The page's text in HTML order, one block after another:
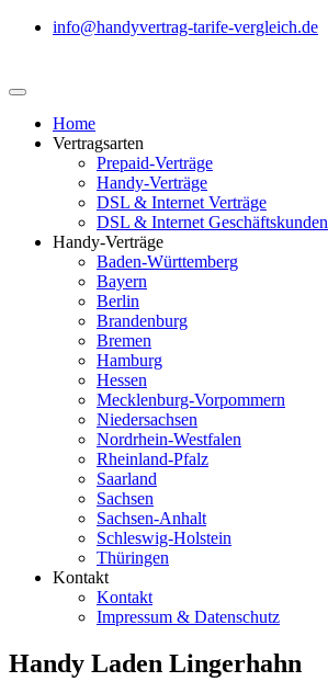
info@handyvertrag-tarife-vergleich.de
Home
Vertragsarten
Prepaid-Verträge
Handy-Verträge
DSL & Internet Verträge
DSL & Internet Geschäftskunden
Handy-Verträge
Baden-Württemberg
Bayern
Berlin
Brandenburg
Bremen
Hamburg
Hessen
Mecklenburg-Vorpommern
Niedersachsen
Nordrhein-Westfalen
Rheinland-Pfalz
Saarland
Sachsen
Sachsen-Anhalt
Schleswig-Holstein
Thüringen
Kontakt
Kontakt
Impressum & Datenschutz
Handy Laden Lingerhahn